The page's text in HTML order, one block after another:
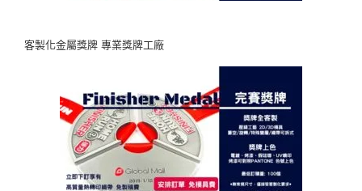
客製化金屬獎牌 專業獎牌工廠